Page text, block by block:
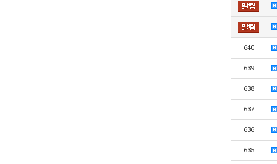
640
639
638
637
636
635